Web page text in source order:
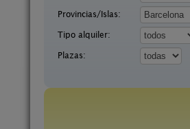
Provincias/Islas:
Tipo alquiler:
Plazas: